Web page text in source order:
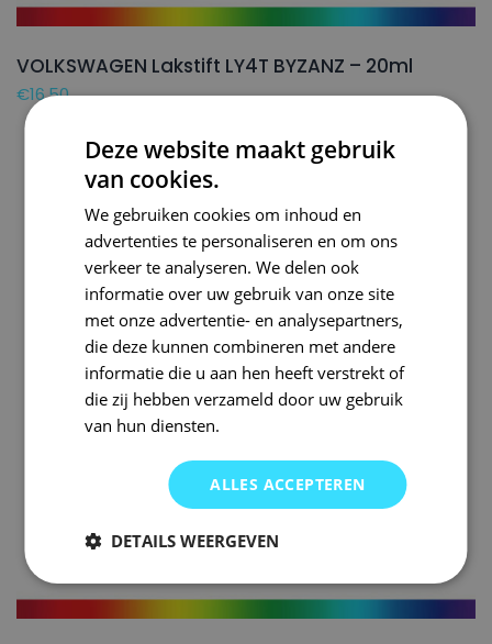
VOLKSWAGEN Lakstift LY4T BYZANZ – 20ml
€16,50
Deze website maakt gebruik
van cookies.
We gebruiken cookies om inhoud en
advertenties te personaliseren en om ons
verkeer te analyseren. We delen ook
informatie over uw gebruik van onze site
met onze advertentie- en analysepartners,
die deze kunnen combineren met andere
informatie die u aan hen heeft verstrekt of
die zij hebben verzameld door uw gebruik
van hun diensten.
ALLES ACCEPTEREN
DETAILS WEERGEVEN